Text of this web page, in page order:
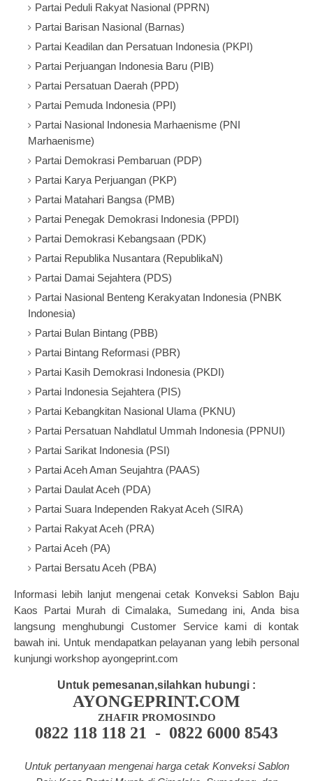
Partai Peduli Rakyat Nasional (PPRN)
Partai Barisan Nasional (Barnas)
Partai Keadilan dan Persatuan Indonesia (PKPI)
Partai Perjuangan Indonesia Baru (PIB)
Partai Persatuan Daerah (PPD)
Partai Pemuda Indonesia (PPI)
Partai Nasional Indonesia Marhaenisme (PNI
Marhaenisme)
Partai Demokrasi Pembaruan (PDP)
Partai Karya Perjuangan (PKP)
Partai Matahari Bangsa (PMB)
Partai Penegak Demokrasi Indonesia (PPDI)
Partai Demokrasi Kebangsaan (PDK)
Partai Republika Nusantara (RepublikaN)
Partai Damai Sejahtera (PDS)
Partai Nasional Benteng Kerakyatan Indonesia (PNBK
Indonesia)
Partai Bulan Bintang (PBB)
Partai Bintang Reformasi (PBR)
Partai Kasih Demokrasi Indonesia (PKDI)
Partai Indonesia Sejahtera (PIS)
Partai Kebangkitan Nasional Ulama (PKNU)
Partai Persatuan Nahdlatul Ummah Indonesia (PPNUI)
Partai Sarikat Indonesia (PSI)
Partai Aceh Aman Seujahtra (PAAS)
Partai Daulat Aceh (PDA)
Partai Suara Independen Rakyat Aceh (SIRA)
Partai Rakyat Aceh (PRA)
Partai Aceh (PA)
Partai Bersatu Aceh (PBA)
Informasi lebih lanjut mengenai cetak Konveksi Sablon Baju
Kaos Partai Murah di Cimalaka, Sumedang ini, Anda bisa
langsung menghubungi Customer Service kami di kontak
bawah ini. Untuk mendapatkan pelayanan yang lebih personal
kunjungi workshop ayongeprint.com
Untuk pemesanan,silahkan hubungi :
AYONGEPRINT.COM
ZHAFIR PROMOSINDO
0822 118 118 21 - 0822 6000 8543
Untuk pertanyaan mengenai harga cetak Konveksi Sablon